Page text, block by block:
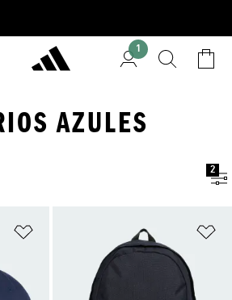
1
AZULES
2
Añadir a la lista de deseos